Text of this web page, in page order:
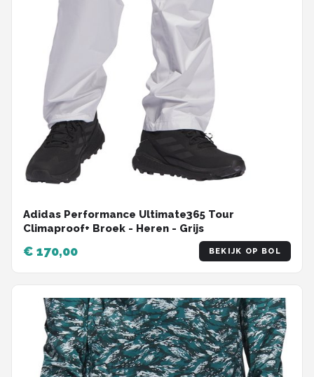
Adidas Performance Ultimate365 Tour
Climaproof+ Broek - Heren - Grijs
€ 170,00 BEKIJK OP BOL